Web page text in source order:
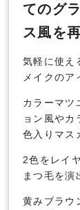
てのグ
ス風を
気軽に使え
メイクのア
カラーマツ
ョン風やカ
色入りマス
2色をレイ
まつ毛を演
黄みブラウ